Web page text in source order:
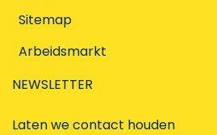
Sitemap
Arbeidsmarkt
NEWSLETTER
Laten we contact houden